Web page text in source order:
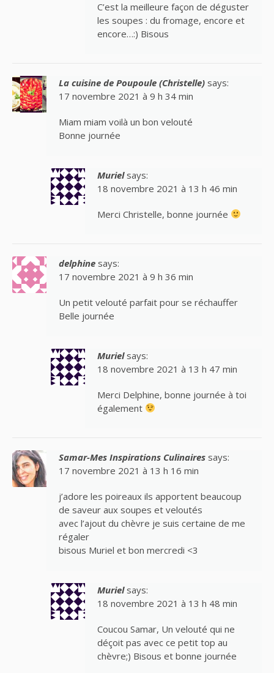
C’est la meilleure façon de déguster
les soupes : du fromage, encore et
encore…:) Bisous
La cuisine de Poupoule (Christelle) says:
17 novembre 2021 à 9 h 34 min
Miam miam voilà un bon velouté
Bonne journée
Muriel says:
18 novembre 2021 à 13 h 46 min
Merci Christelle, bonne journée
delphine says:
17 novembre 2021 à 9 h 36 min
Un petit velouté parfait pour se réchauffer
Belle journée
Muriel says:
18 novembre 2021 à 13 h 47 min
Merci Delphine, bonne journée à toi
également
Samar-Mes Inspirations Culinaires says:
17 novembre 2021 à 13 h 16 min
j’adore les poireaux ils apportent beaucoup
de saveur aux soupes et veloutés
avec l’ajout du chèvre je suis certaine de me
régaler
bisous Muriel et bon mercredi <3
Muriel says:
18 novembre 2021 à 13 h 48 min
Coucou Samar, Un velouté qui ne
déçoit pas avec ce petit top au
chèvre;) Bisous et bonne journée